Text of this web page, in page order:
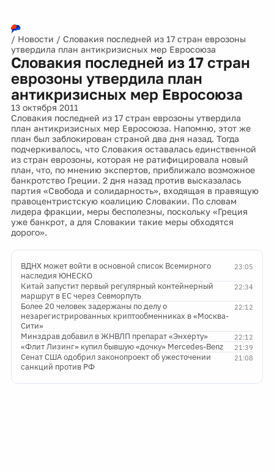
/ Новости / Словакия последней из 17 стран еврозоны
утвердила план антикризисных мер Евросоюза
Словакия последней из 17 стран
еврозоны утвердила план
антикризисных мер Евросоюза
13 октября 2011
Словакия последней из 17 стран еврозоны утвердила
план антикризисных мер Евросоюза. Напомню, этот же
план был заблокирован страной два дня назад. Тогда
подчеркивалось, что Словакия оставалась единственной
из стран еврозоны, которая не ратифицировала новый
план, что, по мнению экспертов, приближало возможное
банкротство Греции. 2 дня назад против высказалась
партия «Свобода и солидарность», входящая в правящую
правоцентристскую коалицию Словакии. По словам
лидера фракции, меры бесполезны, поскольку «Греция
уже банкрот, а для Словакии такие меры обходятся
дорого».
23:05
ВДНХ может войти в основной список Всемирного
наследия ЮНЕСКО
22:34
Китай запустит первый регулярный контейнерный
маршрут в ЕС через Севморпуть
22:12
Более 20 человек задержаны по делу о
незарегистрированных криптообменниках в «Москва-
Сити»
22:12
Минздрав добавил в ЖНВЛП препарат «Энхерту»
21:39
«Флит Лизинг» купил бывшую «дочку» Mercedes-Benz
21:08
Сенат США одобрил законопроект об ужесточении
санкций против РФ